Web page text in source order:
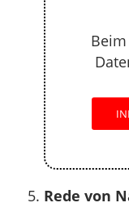
Rede von